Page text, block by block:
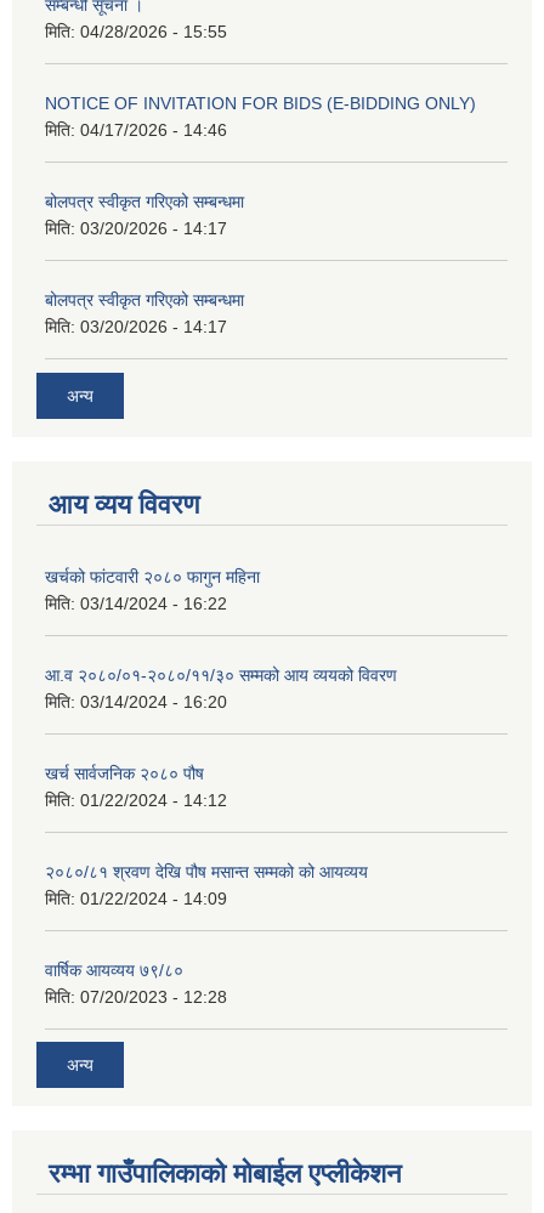
सम्बन्धी सूचना ।
मिति: 04/28/2026 - 15:55
NOTICE OF INVITATION FOR BIDS (E-BIDDING ONLY)
मिति: 04/17/2026 - 14:46
बोलपत्र स्वीकृत गरिएको सम्बन्धमा
मिति: 03/20/2026 - 14:17
बोलपत्र स्वीकृत गरिएको सम्बन्धमा
मिति: 03/20/2026 - 14:17
अन्य
आय व्यय विवरण
खर्चको फांटवारी २०८० फागुन महिना
मिति: 03/14/2024 - 16:22
आ.व २०८०/०१-२०८०/११/३० सम्मको आय व्ययको विवरण
मिति: 03/14/2024 - 16:20
खर्च सार्वजनिक २०८० पौष
मिति: 01/22/2024 - 14:12
२०८०/८१ श्रवण देखि पौष मसान्त सम्मको को आयव्यय
मिति: 01/22/2024 - 14:09
वार्षिक आयव्यय ७९/८०
मिति: 07/20/2023 - 12:28
अन्य
रम्भा गाउँपालिकाको मोबाईल एप्लीकेशन